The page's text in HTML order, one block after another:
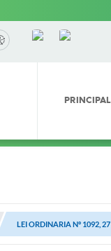
PRINCIPAL
LEI ORDINARIA Nº 1092,